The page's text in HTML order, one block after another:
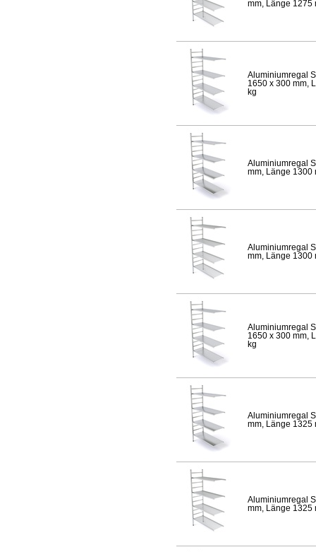
mm, Länge 1275
Aluminiumregal
1650 x 300 mm,
kg
Aluminiumregal
mm, Länge 1300
Aluminiumregal
mm, Länge 1300
Aluminiumregal
1650 x 300 mm,
kg
Aluminiumregal
mm, Länge 1325
Aluminiumregal
mm, Länge 1325